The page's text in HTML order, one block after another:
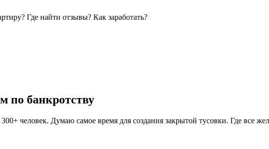
Где найти отзывы? Как заработать?
по банкротству
человек. Думаю самое время для создания закрытой тусовки. Где все